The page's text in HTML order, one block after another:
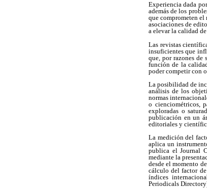
Experiencia dada
además de los
que comprometen
asociaciones de
a elevar la calidad
Las revistas
insuficientes que
que, por razones de
función de la
poder competir con
La posibilidad de
análisis de los
normas
o cienciométricos,
exploradas o
publicación en un
editoriales y
La medición del
aplica un
publica el Journal
mediante la
desde el momento
cálculo del factor
índices
Periodicals